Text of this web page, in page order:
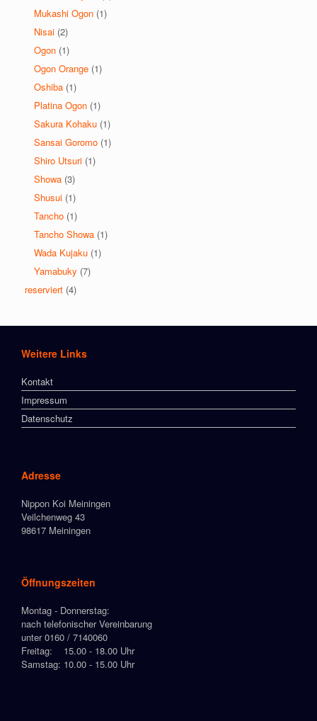
Mukashi Ogon (1)
Nisai (2)
Ogon (1)
Ogon Orange (1)
Oshiba (1)
Platina Ogon (1)
Sakura Kohaku (1)
Sansai Goromo (1)
Shiro Utsuri (1)
Showa (3)
Shusui (1)
Tancho (1)
Tancho Showa (1)
Wada Kujaku (1)
Yamabuky (7)
reserviert (4)
Weitere Links
Kontakt
Impressum
Datenschutz
Adresse
Nippon Koi Meiningen
Veilchenweg 43
98617 Meiningen
Öffnungszeiten
Montag - Donnerstag:
nach telefonischer Vereinbarung
unter 0160 / 7140060
Freitag: 15.00 - 18.00 Uhr
Samstag: 10.00 - 15.00 Uhr